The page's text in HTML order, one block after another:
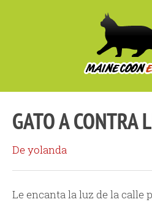
GATO A CONTRA
De yolanda
Le encanta la luz de la calle